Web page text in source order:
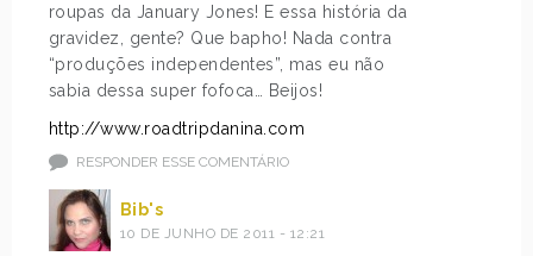
roupas da January Jones! E essa história da
gravidez, gente? Que bapho! Nada contra
“produções independentes”, mas eu não
sabia dessa super fofoca… Beijos!
http://www.roadtripdanina.com
RESPONDER ESSE COMENTÁRIO
Bib's
10 DE JUNHO DE 2011 - 12:21